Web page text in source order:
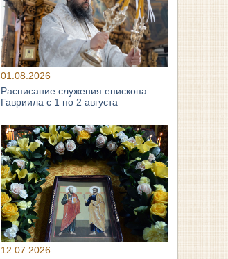
01.08.2026
Расписание служения епископа
Гавриила с 1 по 2 августа
12.07.2026